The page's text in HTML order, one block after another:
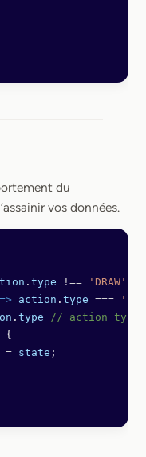
du
vos données.
. type !== 'DRAW'
action . type ===
. type // action type
{
= state ;